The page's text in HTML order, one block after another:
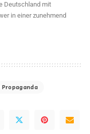
Deutschland mit
in einer zunehmend
Propaganda